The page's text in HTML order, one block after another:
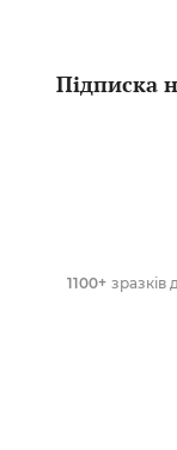
Підписка
1100+ зразків